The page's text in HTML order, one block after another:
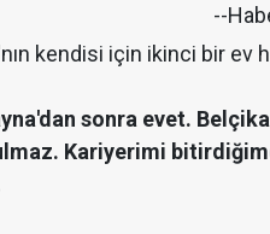
--
kendisi için ikinci bir ev
sonra evet.
Kariyerimi